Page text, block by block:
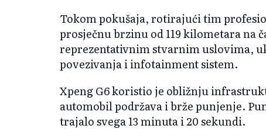
Tokom pokušaja, rotirajući tim
prosječnu brzinu od 119 kilometara na
reprezentativnim stvarnim uslovima,
povezivanja i infotainment sistem.
Xpeng G6 koristio je obližnju
automobil podržava i brže punjenje.
trajalo svega 13 minuta i 20 sekundi.